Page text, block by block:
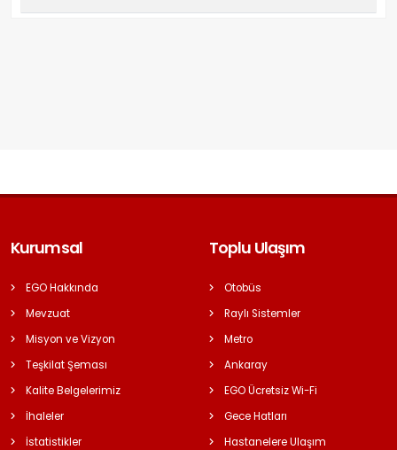
Kurumsal
EGO Hakkında
Mevzuat
Misyon ve Vizyon
Teşkilat Şeması
Kalite Belgelerimiz
İhaleler
İstatistikler
Toplu Ulaşım
Otobüs
Raylı Sistemler
Metro
Ankaray
EGO Ücretsiz Wi-Fi
Gece Hatları
Hastanelere Ulaşım